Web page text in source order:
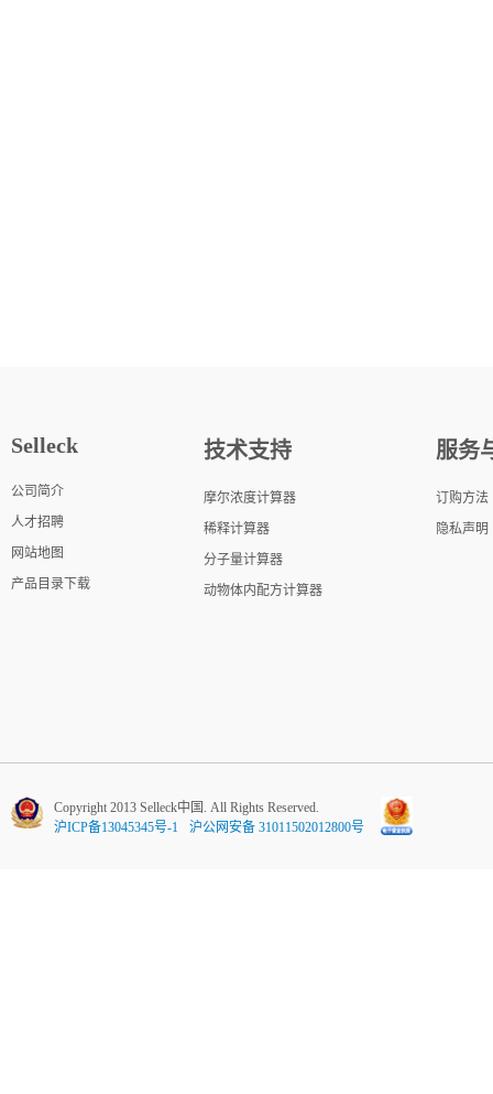
Selleck
公司简介
人才招聘
网站地图
产品目录下载
技术支持
摩尔浓度计算器
稀释计算器
分子量计算器
动物体内配方计算器
服务
订购方法
隐私声明
Copyright 2013 Selleck中国. All Rights Reserved.
沪ICP备13045345号-1
沪公网安备 31011502012800号